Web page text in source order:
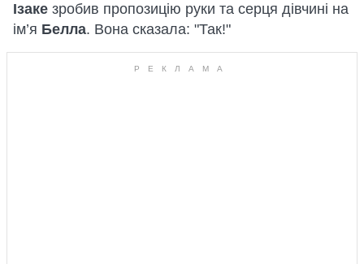
Ізаке зробив пропозицію руки та серця дівчині на
ім’я Белла. Вона сказала: "Так!"